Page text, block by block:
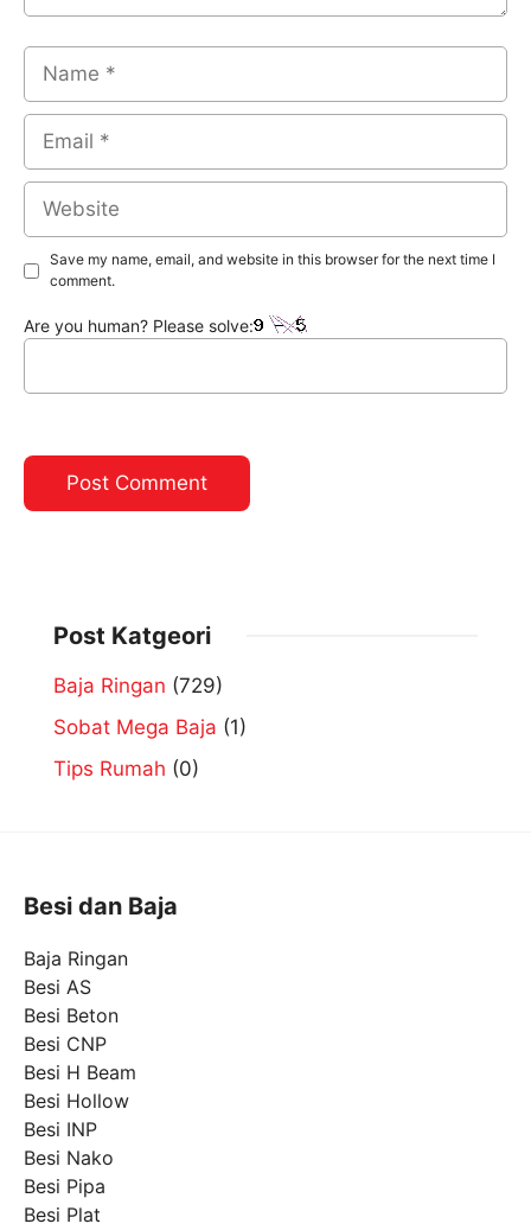
Name
Email
Website
Save my name, email, and website in this browser for the next time I
comment.
Are you human? Please solve:
Post Katgeori
Baja Ringan (729)
Sobat Mega Baja (1)
Tips Rumah (0)
Besi dan Baja
Baja Ringan
Besi AS
Besi Beton
Besi CNP
Besi H Beam
Besi Hollow
Besi INP
Besi Nako
Besi Pipa
Besi Plat